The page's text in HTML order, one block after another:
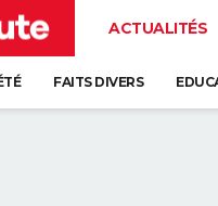
ACTUALITÉS
FAITS DIVERS